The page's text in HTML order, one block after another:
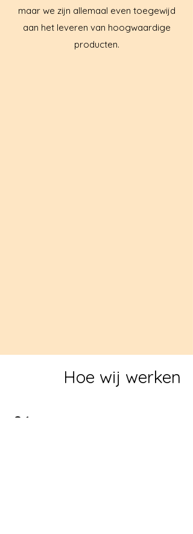
maar we zijn allemaal even toegewijd
aan het leveren van hoogwaardige
producten.
Hoe wij werken
01.